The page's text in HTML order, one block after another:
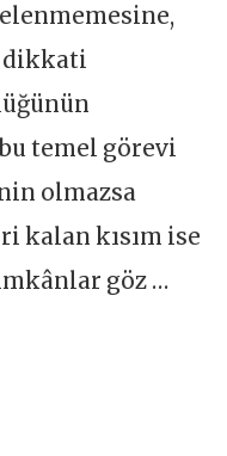
dikkati
temel görevi
olmazsa
kalan kısım ise
göz …